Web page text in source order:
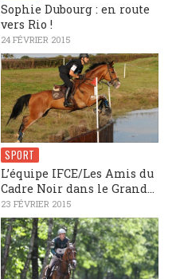
Sophie Dubourg : en route
vers Rio !
24 FÉVRIER 2015
SPORT
L’équipe IFCE/Les Amis du
Cadre Noir dans le Grand...
23 FÉVRIER 2015